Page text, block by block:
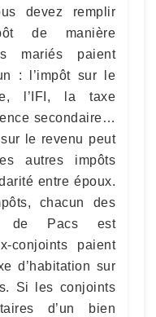
devez remplir
de manière
mariés paient
: l’impôt sur le
l’IFI, la taxe
secondaire…
le revenu peut
autres impôts
entre époux.
chacun des
de Pacs est
conjoints paient
d’habitation sur
Si les conjoints
d’un bien